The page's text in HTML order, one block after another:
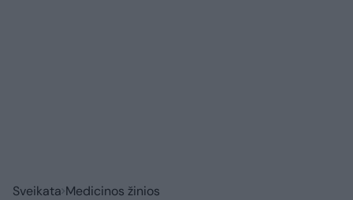
Sveikata Medicinos žinios